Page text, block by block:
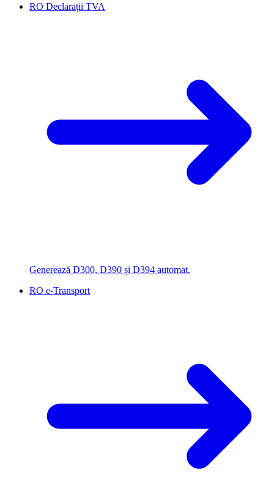
RO Declarații TVA
Generează D300, D390 și D394 automat.
RO e-Transport